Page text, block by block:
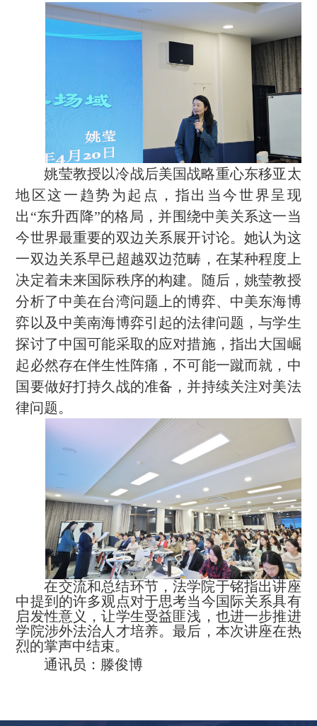
姚莹教授以冷战后美国战略重心东移亚太
地区这一趋势为起点，指出当今世界呈现
出 “东升西降”的格局，并围绕中美关系这一当
今世界最重要的双边关系展开讨论。她认为这
一双边关系早已超越双边范畴，在某种程度上
决定着未来国际秩序的构建。随后，姚莹教授
分析了中美在台湾问题上的博弈、中美东海博
弈以及中美南海博弈引起的法律问题，与学生
探讨了中国可能采取的应对措施，指出大国崛
起必然存在伴生性阵痛，不可能一蹴而就，中
国要做好打持久战的准备，并持续关注对美法
律问题。
在交流和总结环节，法学院于铭指出讲座
中提到的许多观点对于思考当今国际关系具有
启发性意义，让学生受益匪浅，也进一步推进
学院涉外法治人才培养。最后，本次讲座在热
烈的掌声中结束。
通讯员：滕俊博